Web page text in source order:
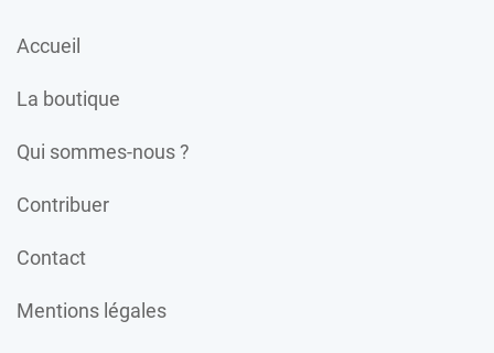
Accueil
La boutique
Qui sommes-nous ?
Contribuer
Contact
Mentions légales